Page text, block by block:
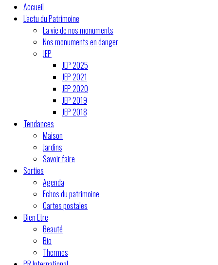
Accueil
L'actu du Patrimoine
La vie de nos monuments
Nos monuments en danger
JEP
JEP 2025
JEP 2021
JEP 2020
JEP 2019
JEP 2018
Tendances
Maison
Jardins
Savoir faire
Sorties
Agenda
Echos du patrimoine
Cartes postales
Bien Etre
Beauté
Bio
Thermes